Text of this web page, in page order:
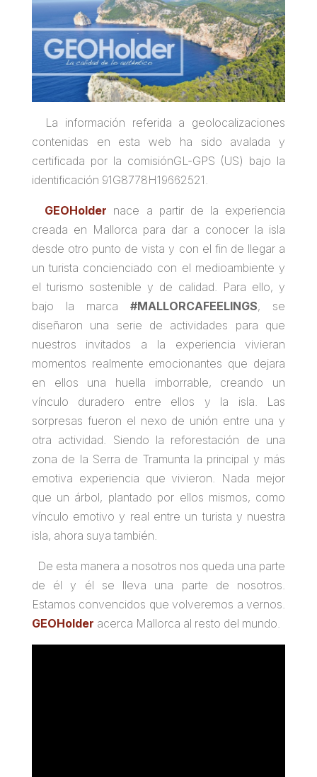
La información referida a geolocalizaciones
contenidas
en esta web ha sido avalada y
certificada por la comisiónGL-GPS (US) bajo la
identificación 91G8778H19662521.
GEOHolder nace a partir de la experiencia
creada en Mallorca para dar a conocer la isla
desde otro punto de vista y con el fin de llegar a
un turista concienciado con el medioambiente y
el turismo sostenible y de calidad. Para ello, y
bajo la marca #MALLORCAFEELINGS, se
diseñaron una serie de actividades para que
nuestros invitados a la experiencia vivieran
momentos realmente emocionantes que dejara
en ellos una huella imborrable, creando un
vínculo duradero entre ellos y la isla. Las
sorpresas fueron el nexo de unión entre una y
otra actividad. Siendo la reforestación de una
zona de la Serra de Tramunta la principal y más
emotiva experiencia que vivieron. Nada mejor
que un árbol, plantado por ellos mismos, como
vínculo emotivo y real entre un turista y nuestra
isla, ahora suya también.
De esta manera a nosotros nos queda una parte
de él y él se lleva una parte de nosotros.
Estamos convencidos que volveremos a vernos.
GEOHolder acerca Mallorca al resto del mundo.